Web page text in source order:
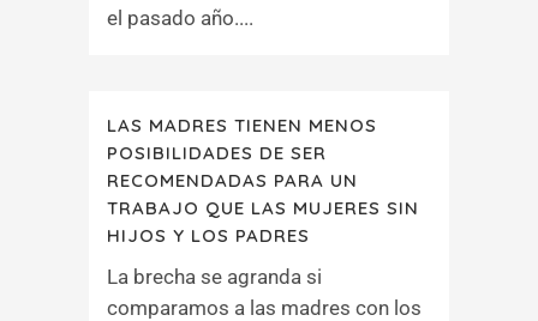
el pasado año....
LAS MADRES TIENEN MENOS
POSIBILIDADES DE SER
RECOMENDADAS PARA UN
TRABAJO QUE LAS MUJERES SIN
HIJOS Y LOS PADRES
La brecha se agranda si
comparamos a las madres con los